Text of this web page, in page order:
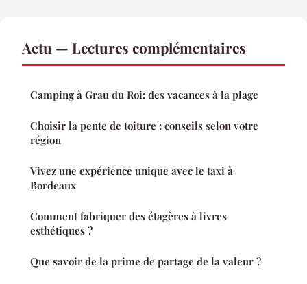
Actu — Lectures complémentaires
Camping à Grau du Roi: des vacances à la plage
Choisir la pente de toiture : conseils selon votre
région
Vivez une expérience unique avec le taxi à
Bordeaux
Comment fabriquer des étagères à livres
esthétiques ?
Que savoir de la prime de partage de la valeur ?